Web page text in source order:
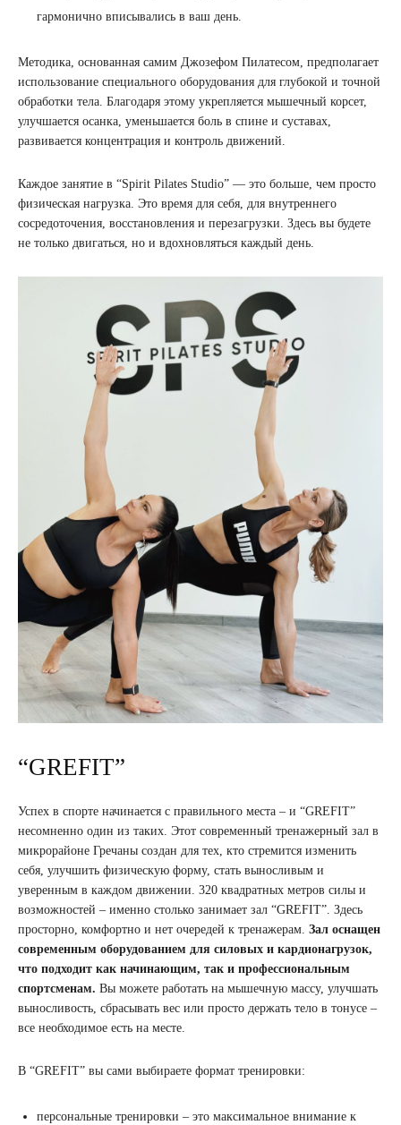
гармонично вписывались в ваш день.
Методика, основанная самим Джозефом Пилатесом, предполагает
использование специального оборудования для глубокой и точной
обработки тела. Благодаря этому укрепляется мышечный корсет,
улучшается осанка, уменьшается боль в спине и суставах,
развивается концентрация и контроль движений.
Каждое занятие в “Spirit Pilates Studio” — это больше, чем просто
физическая нагрузка. Это время для себя, для внутреннего
сосредоточения, восстановления и перезагрузки. Здесь вы будете
не только двигаться, но и вдохновляться каждый день.
“GREFIT”
Успех в спорте начинается с правильного места – и “GREFIT”
несомненно один из таких. Этот современный тренажерный зал в
микрорайоне Гречаны создан для тех, кто стремится изменить
себя, улучшить физическую форму, стать выносливым и
уверенным в каждом движении. 320 квадратных метров силы и
возможностей – именно столько занимает зал “GREFIT”. Здесь
просторно, комфортно и нет очередей к тренажерам. Зал оснащен
современным оборудованием для силовых и кардионагрузок,
что подходит как начинающим, так и профессиональным
спортсменам. Вы можете работать на мышечную массу, улучшать
выносливость, сбрасывать вес или просто держать тело в тонусе –
все необходимое есть на месте.
В “GREFIT” вы сами выбираете формат тренировки:
персональные тренировки – это максимальное внимание к